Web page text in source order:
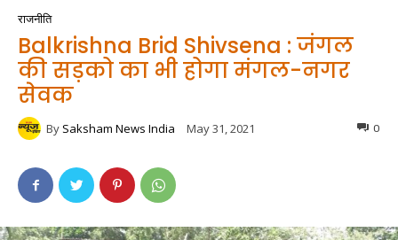
राजनीति
Balkrishna Brid Shivsena : जंगल
की सड़को का भी होगा मंगल-नगर
सेवक
By Saksham News India May 31, 2021 0